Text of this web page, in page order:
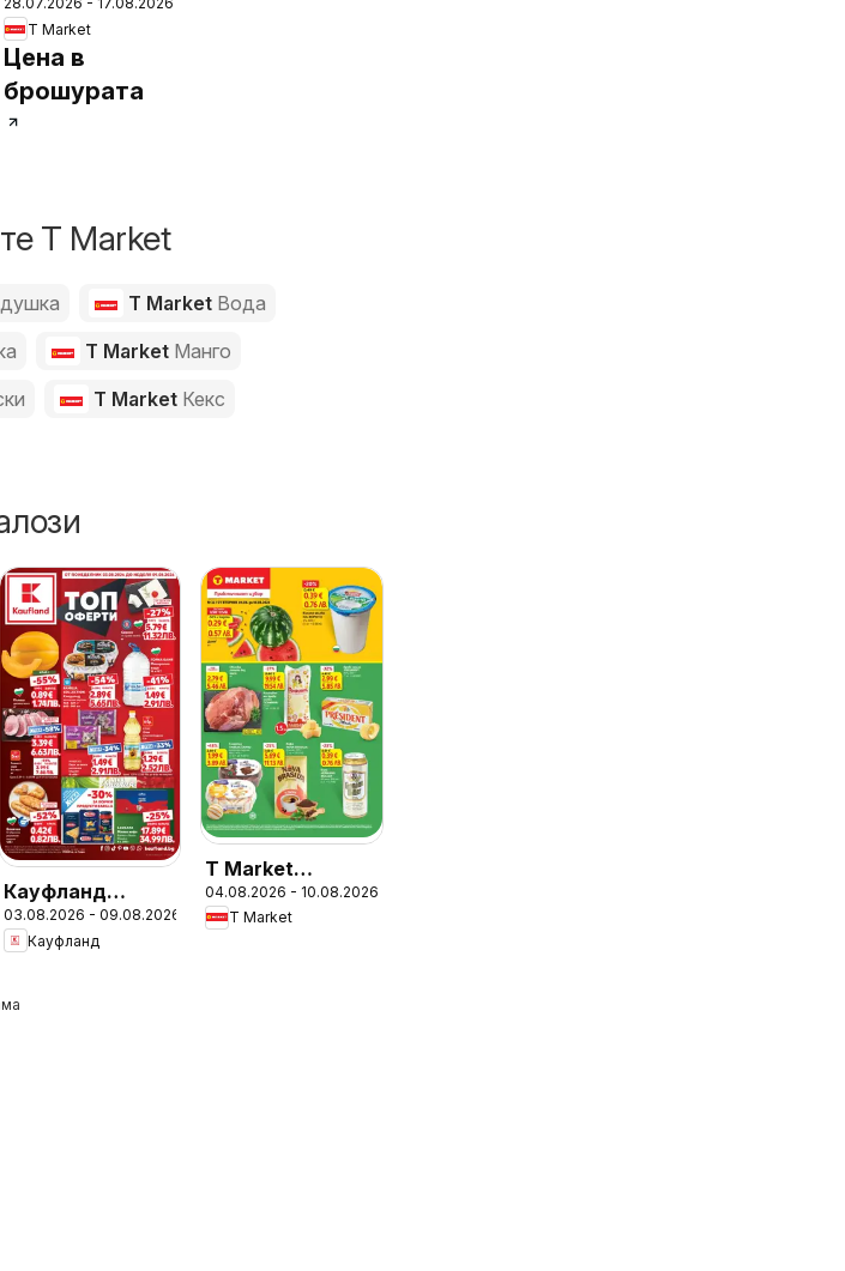
брошура - Карта
благодаря
T Market
Цена в
брошурата
T Market
T Market Вода
T Market Манго
T Market Кекс
Кауфланд
Седмична
брошура
03.08.2026 - 09.08.2026
Кауфланд
T Market
Седмична
брошура
04.08.2026 - 10.08.2026
T Market